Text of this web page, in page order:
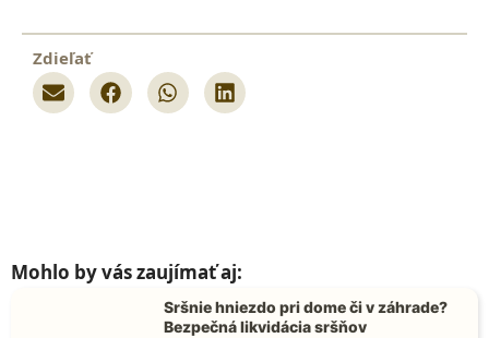
Zdieľať
Mohlo by vás zaujímať aj:
Sršnie hniezdo pri dome či v záhrade?
Bezpečná likvidácia sršňov